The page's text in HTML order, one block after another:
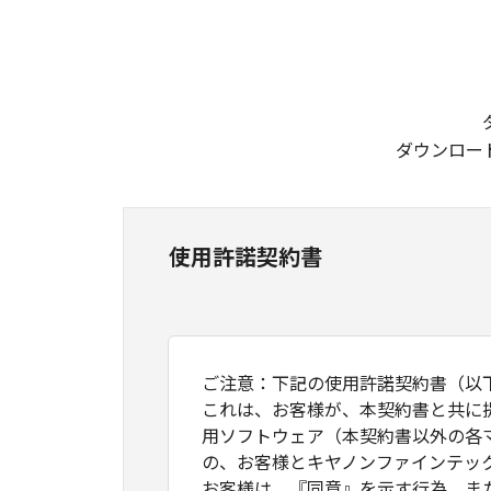
ダウンロー
使用許諾契約書
ご注意：下記の使用許諾契約書（
これは、お客様が、本契約書と共
用ソフトウェア（本契約書以外の
の、お客様とキヤノンファインテ